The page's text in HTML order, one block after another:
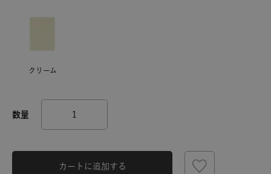
クリーム
カートに追加する